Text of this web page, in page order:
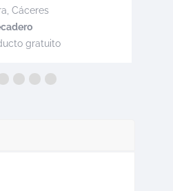
Cáceres
gratuito